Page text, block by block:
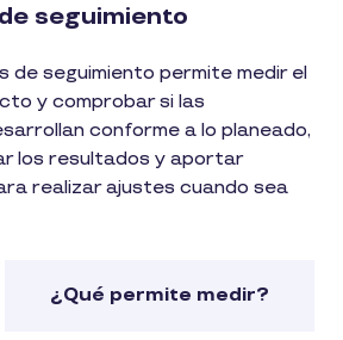
seguimiento
de seguimiento permite medir el
y comprobar si las
conforme a lo planeado,
los resultados y aportar
realizar ajustes cuando sea
¿Qué permite medir?